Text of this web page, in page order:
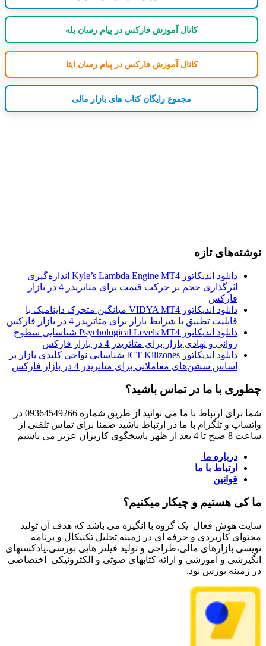
کانال آموزش فارکس در پیام رسان بله
کانال آموزش فارکس در پیام رسان ایتا
مجموع رایگان کتاب های بازار مالی
نوشته‌های تازه
دانلود اندیکاتور Kyle’s Lambda Engine MT4 اندازه‌گیری
اثرگذاری حجم بر حرکت قیمت برای متاتریدر 4 در بازار
فارکس
دانلود اندیکاتور VIDYA MT4 میانگین متحرک داینامیک با
قابلیت تطبیق با شرایط بازار برای متاتریدر 4 در بازار فارکس
دانلود اندیکاتور Psychological Levels MT4 شناسایی سطوح
روانی و نهادی بازار برای متاتریدر 4 در بازار فارکس
دانلود اندیکاتور ICT Killzones شناسایی نواحی کلیدی بازار بر
اساس سشن‌های معاملاتی برای متاتریدر 4 در بازار فارکس
چطوری با ما در تماس باشید؟
شما برای ارتباط با ما می توانید از طریق شماره 09364549266 در
واتساپ و تلگرام با ما در ارتباط باشید ضمنا برای تماس تلفنی از
ساعت 8 صبح تا 4 بعد از ظهر پاسخگوی کاربران عزیز می باشیم
درباره ما
ارتباط با ما
قوانین
ما کی هستیم و چیکار میکنیم؟
سایت هوش فعال یک گروه با انگیزه می باشد که هدف آن تولید
محتوای کاربردی و حرفه ای در زمینه تحلیل تکنیکال و برنامه
نویسی بازارهای مالی،طراحی و تولید فیلتر هایی بورسی،پادکستهای
انگیزشی و آموزشی و ارائه کتابهای صوتی و الکترونیکی اختصاصی
در زمینه بورس بود.